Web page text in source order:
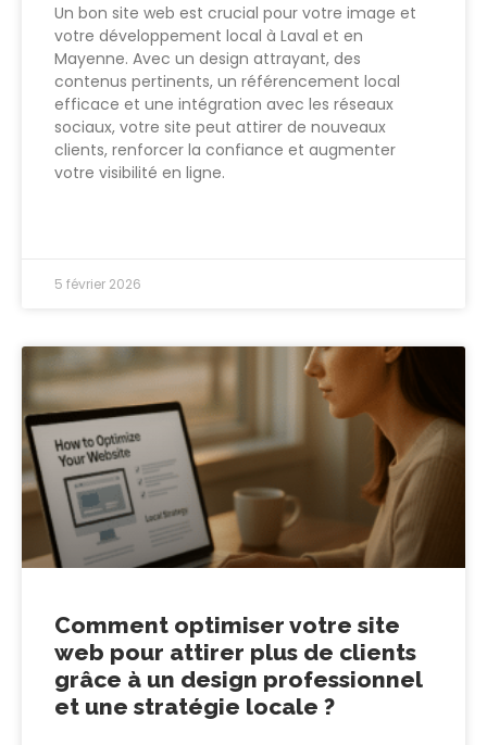
Un bon site web est crucial pour votre image et
votre développement local à Laval et en
Mayenne. Avec un design attrayant, des
contenus pertinents, un référencement local
efficace et une intégration avec les réseaux
sociaux, votre site peut attirer de nouveaux
clients, renforcer la confiance et augmenter
votre visibilité en ligne.
5 février 2026
Comment optimiser votre site
web pour attirer plus de clients
grâce à un design professionnel
et une stratégie locale ?